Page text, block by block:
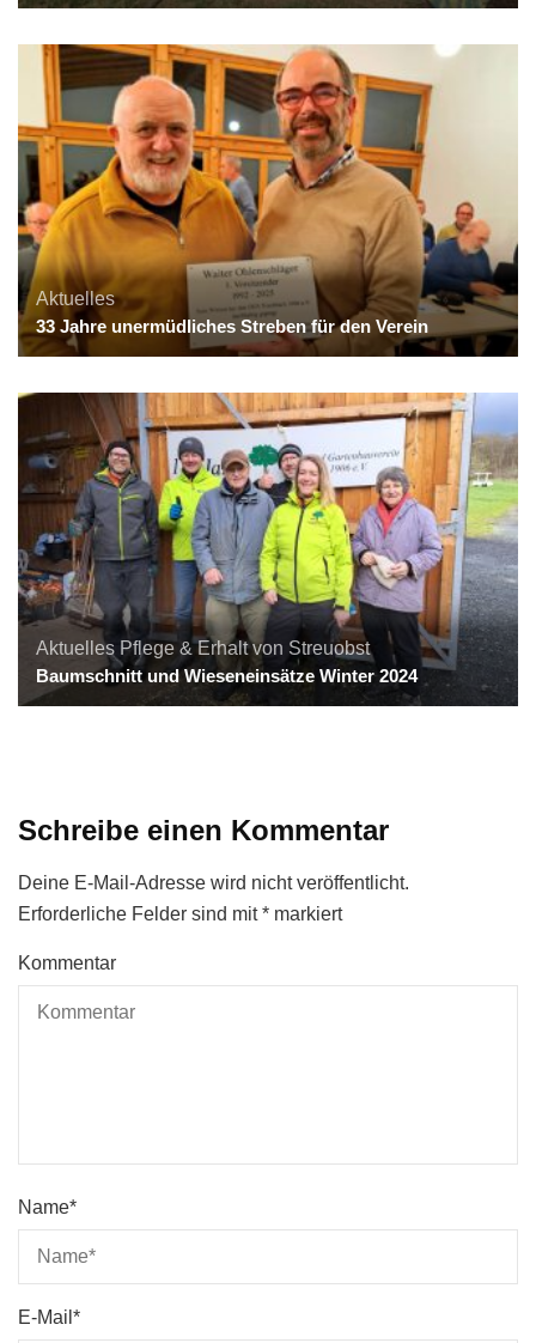
Aktuelles
33 Jahre unermüdliches Streben für den Verein
Aktuelles Pflege & Erhalt von Streuobst
Baumschnitt und Wieseneinsätze Winter 2024
Schreibe einen Kommentar
Deine E-Mail-Adresse wird nicht veröffentlicht.
Erforderliche Felder sind mit* markiert
Kommentar
Name*
E-Mail *